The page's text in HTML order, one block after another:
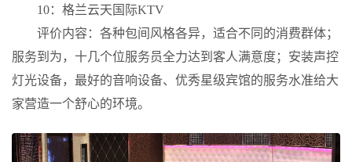
10：格兰云天国际KTV
评价内容：各种包间风格各异，适合不同的消费群体；
服务到为，十几个位服务员全力达到客人满意度；安装声控
灯光设备，最好的音响设备、优秀星级宾馆的服务水准给大
家营造一个舒心的环境。